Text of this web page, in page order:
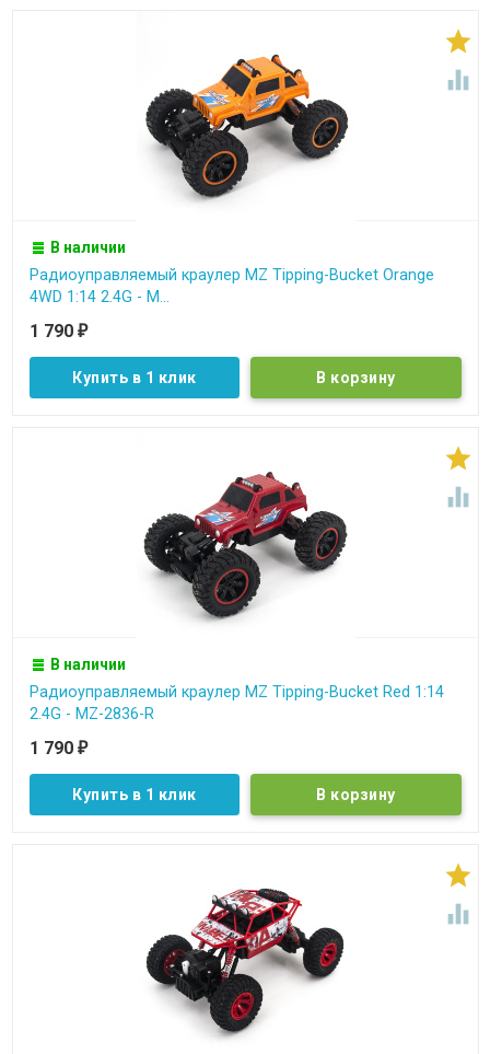


В наличии
Радиоуправляемый краулер MZ Tipping-Bucket Orange
4WD 1:14 2.4G - M...
1 790 ₽
Купить в 1 клик


В наличии
Радиоуправляемый краулер MZ Tipping-Bucket Red 1:14
2.4G - MZ-2836-R
1 790 ₽
Купить в 1 клик

